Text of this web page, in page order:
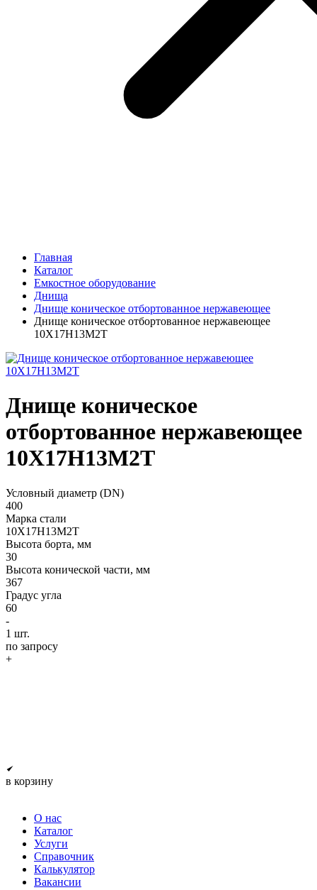
Главная
Каталог
Емкостное оборудование
Днища
Днище коническое отбортованное нержавеющее
Днище коническое отбортованное нержавеющее
10Х17Н13М2Т
Днище коническое
отбортованное нержавеющее
10Х17Н13М2Т
Условный диаметр (DN)
400
Марка стали
10Х17Н13М2Т
Высота борта, мм
30
Высота конической части, мм
367
Градус угла
60
-
1 шт.
по запросу
+
в корзину
О нас
Каталог
Услуги
Справочник
Калькулятор
Вакансии